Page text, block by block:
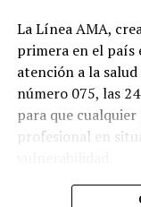
Por su parte,
jurídico que
Instituto Electoral
registro de las
para arrancar.
honestos y
señaló.
La Línea AMA,
primera en el país
atención a la
número 075, las
para que
profesional en
Carlos Valles,